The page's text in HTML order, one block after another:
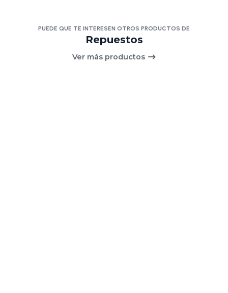
PUEDE QUE TE INTERESEN OTROS PRODUCTOS DE
Repuestos
Ver más productos